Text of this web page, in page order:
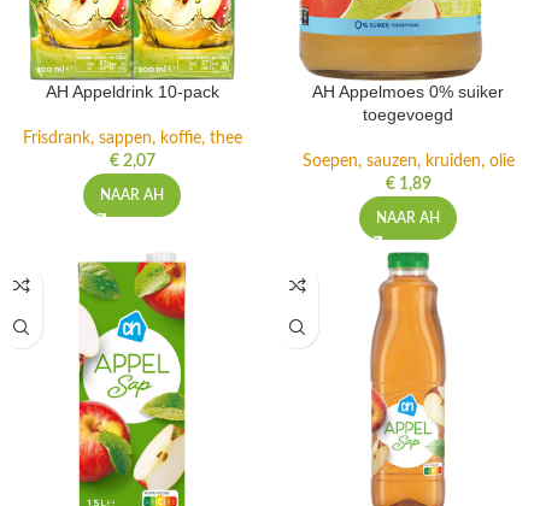
AH Appeldrink 10-pack
Frisdrank, sappen, koffie, thee
€2,07
NAAR AH
AH Appelmoes 0% suiker
toegevoegd
Soepen, sauzen, kruiden, olie
€1,89
NAAR AH